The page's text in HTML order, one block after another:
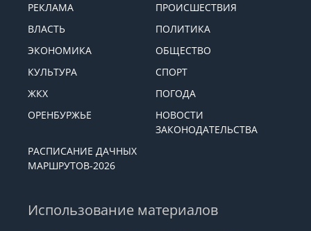
РЕКЛАМА
ПРОИСШЕСТВИЯ
ВЛАСТЬ
ПОЛИТИКА
ЭКОНОМИКА
ОБЩЕСТВО
КУЛЬТУРА
СПОРТ
ЖКХ
ПОГОДА
ОРЕНБУРЖЬЕ
НОВОСТИ
ЗАКОНОДАТЕЛЬСТВА
РАСПИСАНИЕ ДАЧНЫХ
МАРШРУТОВ-2026
Использование материалов